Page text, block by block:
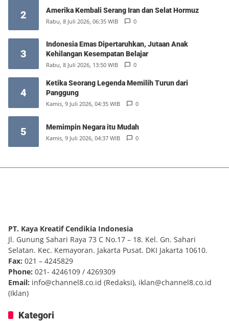
2 Amerika Kembali Serang Iran dan Selat Hormuz
Rabu, 8 Juli 2026, 06:35 WIB 0
3
Indonesia Emas Dipertaruhkan, Jutaan Anak
Kehilangan Kesempatan Belajar
Rabu, 8 Juli 2026, 13:50 WIB 0
4
Ketika Seorang Legenda Memilih Turun dari
Panggung
Kamis, 9 Juli 2026, 04:35 WIB 0
5 Memimpin Negara itu Mudah
Kamis, 9 Juli 2026, 04:37 WIB 0
PT. Kaya Kreatif Cendikia Indonesia
Jl. Gunung Sahari Raya 73 C No.17 – 18. Kel. Gn. Sahari
Selatan. Kec. Kemayoran. Jakarta Pusat. DKI Jakarta 10610.
Fax: 021 – 4245829
Phone: 021- 4246109 / 4269309
Email: info@channel8.co.id (Redaksi), iklan@channel8.co.id
(Iklan)
Kategori